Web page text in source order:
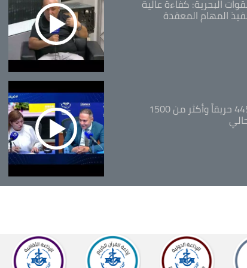
البحرية: كفاءة عالية
المهام المعقدة
المدير العام للغابات: 445 حريقاً وأكثر من 1500